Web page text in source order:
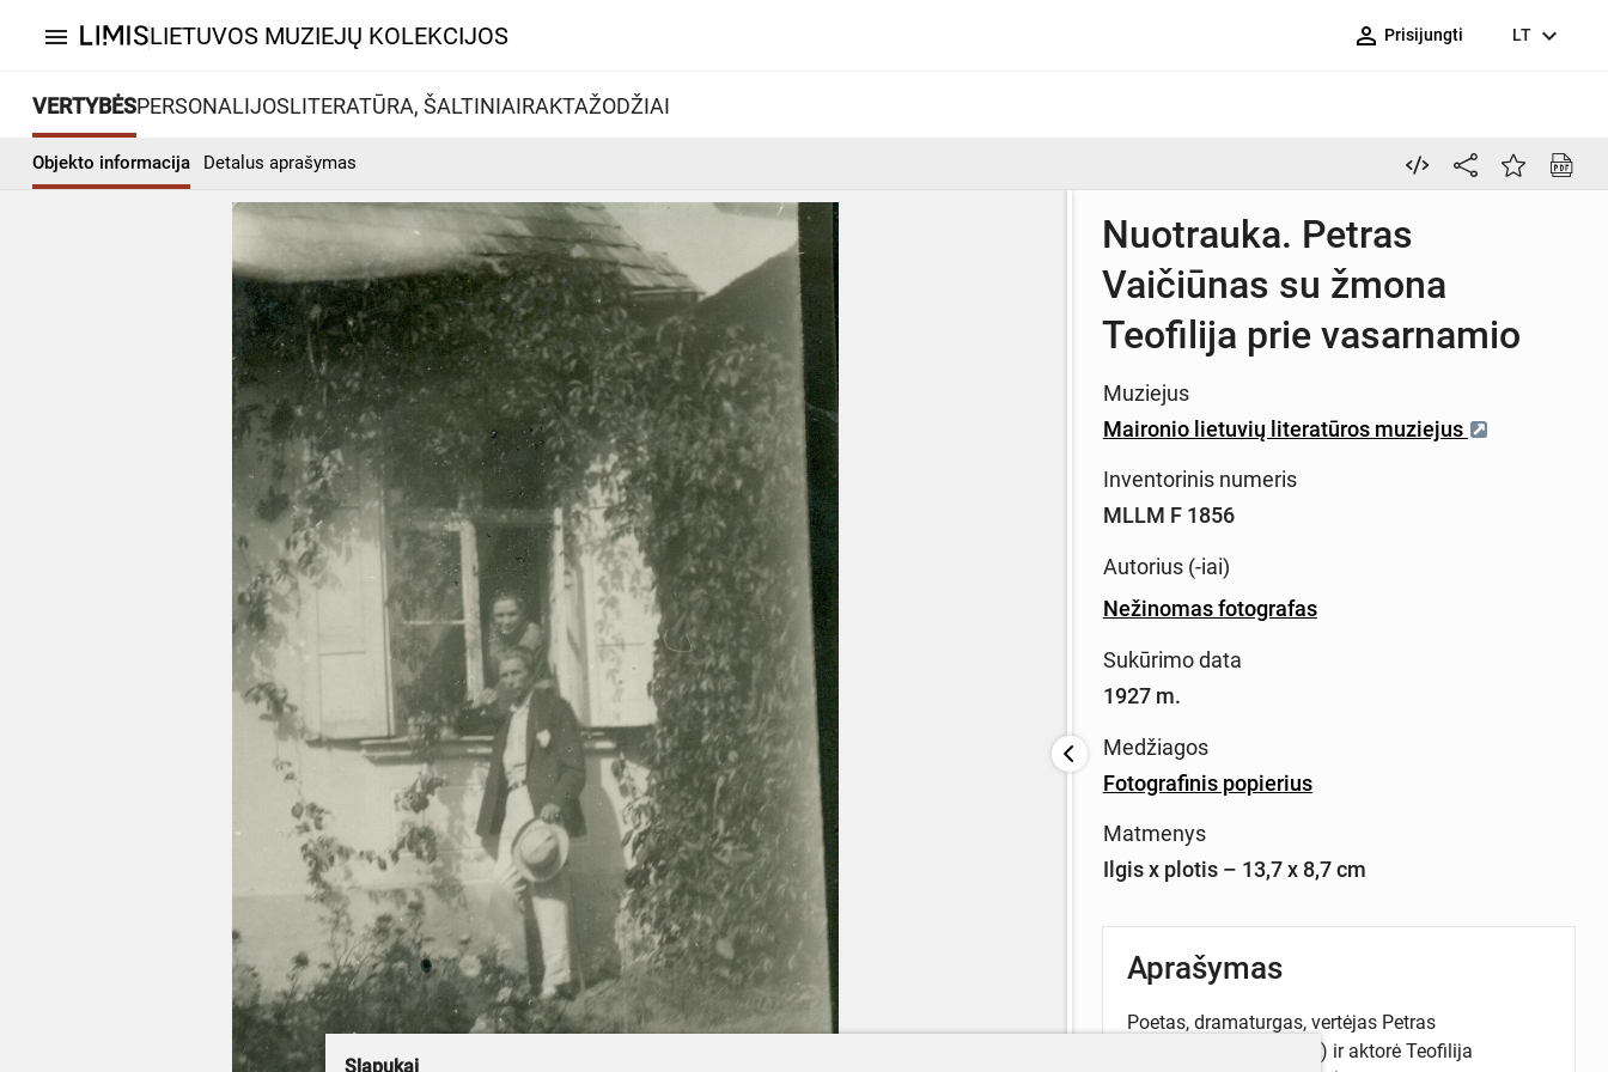
menu LIETUVOS MUZIEJŲ KOLEKCIJOS person_outline Prisijungti LT expand_more
VERTYBĖSPERSONALIJOSLITERATŪRA, ŠALTINIAIRAKTAŽODŽIAI
Objekto informacija Detalus aprašymas
Nuotrauka. Petras
Vaičiūnas su žmona
Teofilija prie vasarnamio
Muziejus
Maironio lietuvių literatūros muziejus
Inventorinis numeris
MLLM F 1856
Autorius (-iai)
Nežinomas fotografas
Sukūrimo data
1927 m.
Medžiagos
Fotografinis popierius
Matmenys
Ilgis x plotis – 13,7 x 8,7 cm
Aprašymas
Poetas, dramaturgas, vertėjas Petras
Vaičiūnas (1890–1959) ir aktorė Teofilija
Slapukai